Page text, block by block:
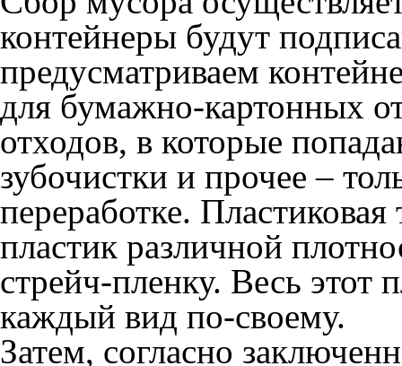
контейнеры будут
предусматриваем
для бумажно-картонных
отходов, в которые
зубочистки и прочее –
переработке. Пластиковая
пластик различной
стрейч-пленку. Весь этот
каждый вид по-своему.
Затем, согласно